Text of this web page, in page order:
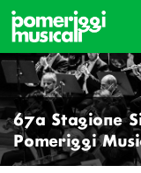
67a Stagione
Pomeriggi